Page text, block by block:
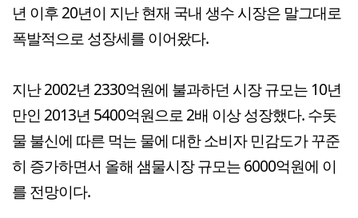
년 이후 20년이 지난 현재 국내 생수 시장은 말그대로
폭발적으로 성장세를 이어왔다.
지난 2002년 2330억원에 불과하던 시장 규모는 10년
만인 2013년 5400억원으로 2배 이상 성장했다. 수돗
물 불신에 따른 먹는 물에 대한 소비자 민감도가 꾸준
히 증가하면서 올해 샘물시장 규모는 6000억원에 이
를 전망이다.